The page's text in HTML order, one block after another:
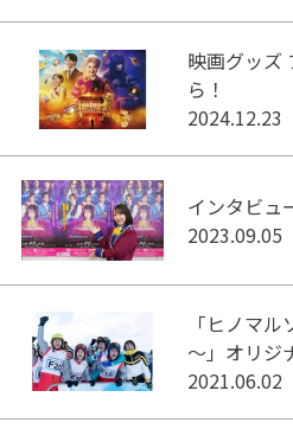
映画グッズ
ら！
2024.12.23
インタビュ
2023.09.05
「ヒノマ
～」オリジ
2021.06.02